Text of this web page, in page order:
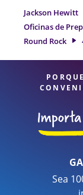
necesita
Rock, TX, la
Valley Blvd es
profesionales
Jackson Hewitt
Oficinas de
Round Rock
Sea